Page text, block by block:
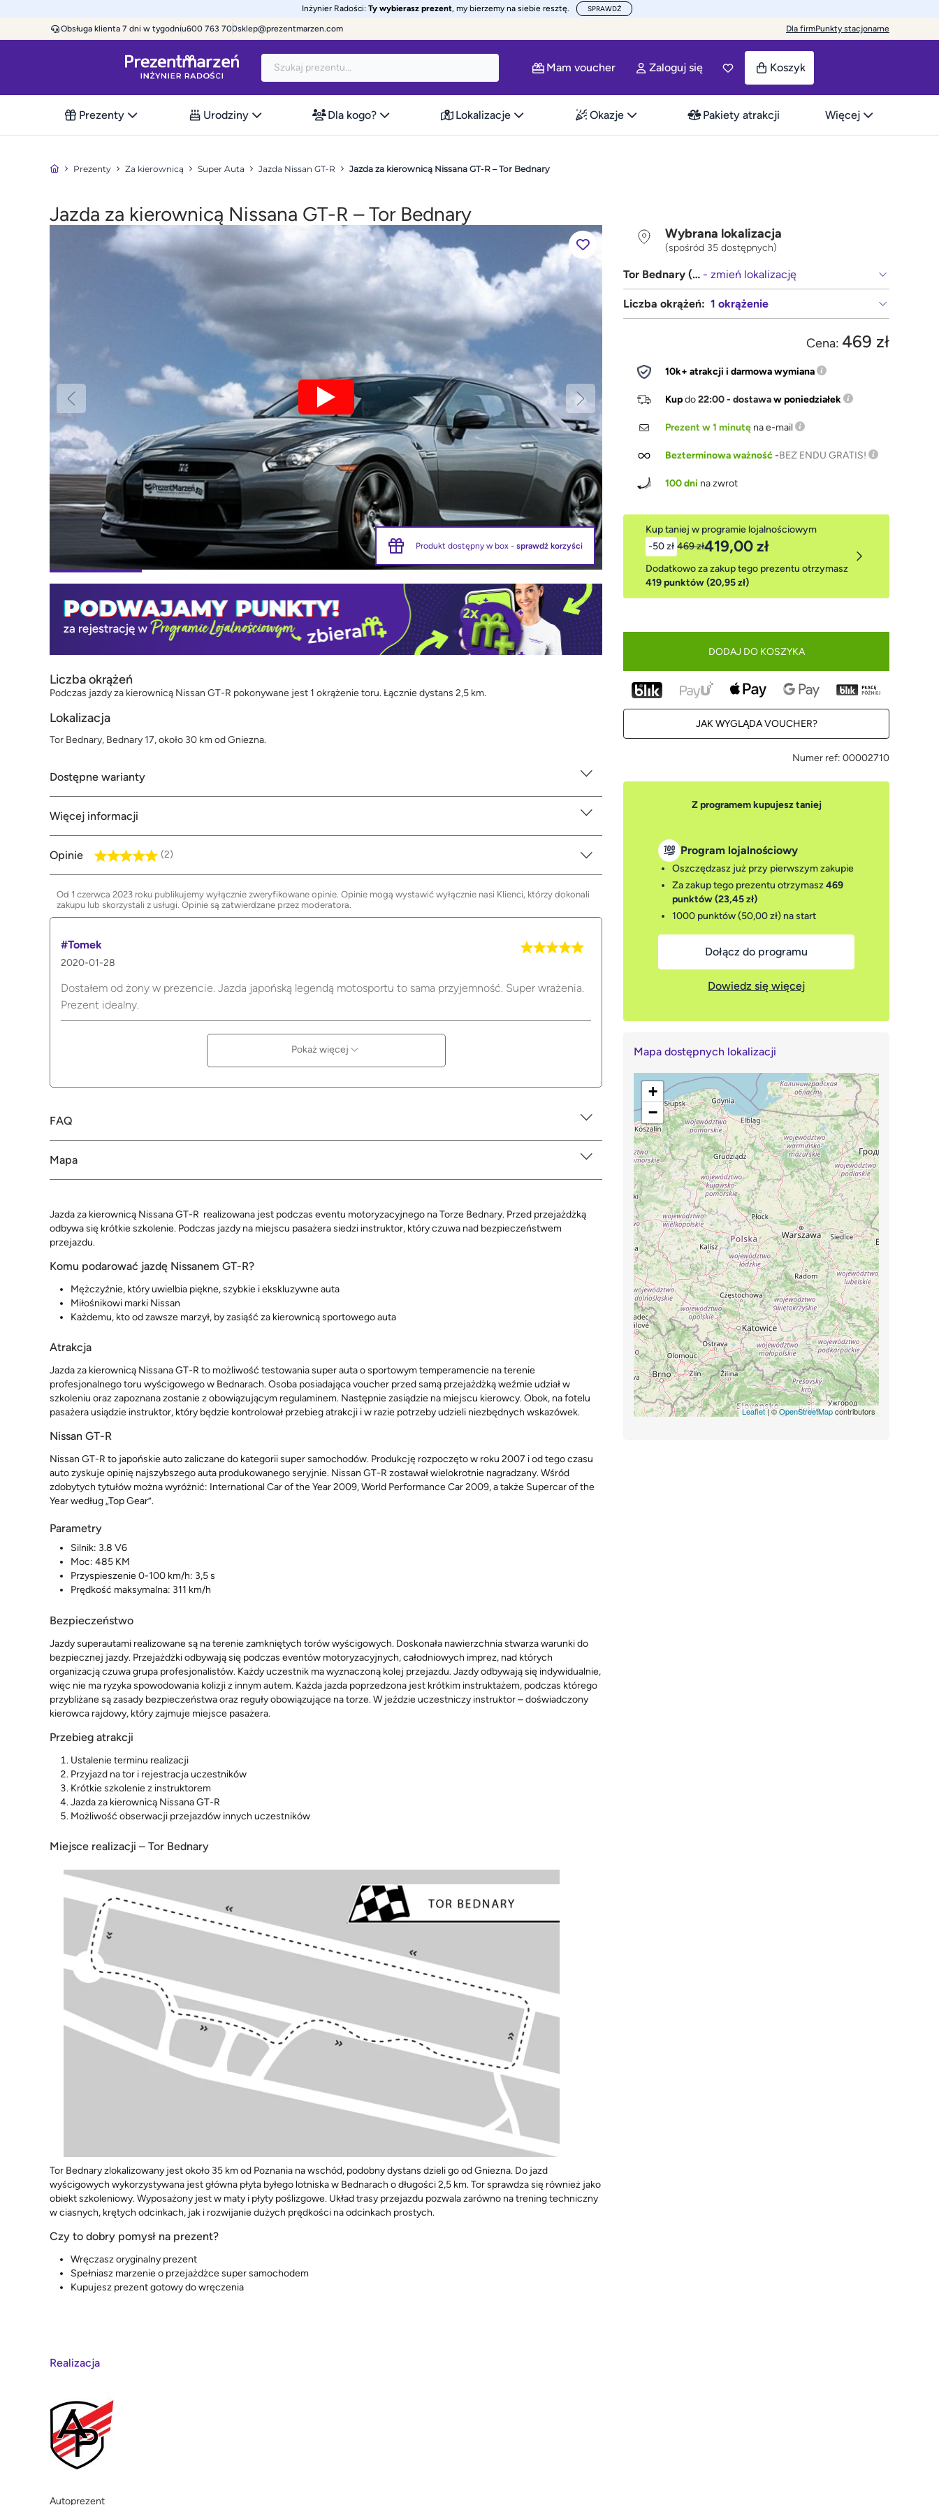
Inżynier Radości: Ty wybierasz prezent, my bierzemy na siebie resztę. SPRAWDŹ
Obsługa klienta 7 dni w tygodniu600 763 700sklep@prezentmarzen.com Dla firmPunkty stacjonarne
Mam voucher Zaloguj się Koszyk
Prezenty Urodziny Dla kogo? Lokalizacje Okazje Pakiety atrakcji Więcej
Prezenty Za kierownicą Super Auta Jazda Nissan GT-R Jazda za kierownicą Nissana GT-R – Tor Bednary
Jazda za kierownicą Nissana GT-R – Tor Bednary
Produkt dostępny w box -sprawdź korzyści
Liczba okrążeń
Podczas jazdy za kierownicą Nissan GT-R pokonywane jest 1 okrążenie toru. Łącznie dystans 2,5 km.
Lokalizacja
Tor Bednary, Bednary 17, około 30 km od Gniezna.
Dostępne warianty
Więcej informacji
Opinie (2)
Od 1 czerwca 2023 roku publikujemy wyłącznie zweryfikowane opinie. Opinie mogą wystawić wyłącznie nasi Klienci, którzy dokonali
zakupu lub skorzystali z usługi. Opinie są zatwierdzane przez moderatora.
#Tomek
2020-01-28
Dostałem od żony w prezencie. Jazda japońską legendą motosportu to sama przyjemność. Super wrażenia.
Prezent idealny.
Pokaż więcej
FAQ
Mapa
Jazda za kierownicą Nissana GT-R realizowana jest podczas eventu motoryzacyjnego na Torze Bednary. Przed przejażdżką
odbywa się krótkie szkolenie. Podczas jazdy na miejscu pasażera siedzi instruktor, który czuwa nad bezpieczeństwem
przejazdu.
Komu podarować jazdę Nissanem GT-R?
Mężczyźnie, który uwielbia piękne, szybkie i ekskluzywne auta
Miłośnikowi marki Nissan
Każdemu, kto od zawsze marzył, by zasiąść za kierownicą sportowego auta
Atrakcja
Jazda za kierownicą Nissana GT-R to możliwość testowania super auta o sportowym temperamencie na terenie
profesjonalnego toru wyścigowego w Bednarach. Osoba posiadająca voucher przed samą przejażdżką weźmie udział w
szkoleniu oraz zapoznana zostanie z obowiązującym regulaminem. Następnie zasiądzie na miejscu kierowcy. Obok, na fotelu
pasażera usiądzie instruktor, który będzie kontrolował przebieg atrakcji i w razie potrzeby udzieli niezbędnych wskazówek.
Nissan GT-R
Nissan GT-R to japońskie auto zaliczane do kategorii super samochodów. Produkcję rozpoczęto w roku 2007 i od tego czasu
auto zyskuje opinię najszybszego auta produkowanego seryjnie. Nissan GT-R zostawał wielokrotnie nagradzany. Wśród
zdobytych tytułów można wyróżnić: International Car of the Year 2009, World Performance Car 2009, a także Supercar of the
Year według „Top Gear”.
Parametry
Silnik: 3.8 V6
Moc: 485 KM
Przyspieszenie 0-100 km/h: 3,5 s
Prędkość maksymalna: 311 km/h
Bezpieczeństwo
Jazdy superautami realizowane są na terenie zamkniętych torów wyścigowych. Doskonała nawierzchnia stwarza warunki do
bezpiecznej jazdy. Przejażdżki odbywają się podczas eventów motoryzacyjnych, całodniowych imprez, nad których
organizacją czuwa grupa profesjonalistów. Każdy uczestnik ma wyznaczoną kolej przejazdu. Jazdy odbywają się indywidualnie,
więc nie ma ryzyka spowodowania kolizji z innym autem. Każda jazda poprzedzona jest krótkim instruktażem, podczas którego
przybliżane są zasady bezpieczeństwa oraz reguły obowiązujące na torze. W jeździe uczestniczy instruktor – doświadczony
kierowca rajdowy, który zajmuje miejsce pasażera.
Przebieg atrakcji
Ustalenie terminu realizacji
Przyjazd na tor i rejestracja uczestników
Krótkie szkolenie z instruktorem
Jazda za kierownicą Nissana GT-R
Możliwość obserwacji przejazdów innych uczestników
Miejsce realizacji – Tor Bednary
Tor Bednary zlokalizowany jest około 35 km od Poznania na wschód, podobny dystans dzieli go od Gniezna. Do jazd
wyścigowych wykorzystywana jest główna płyta byłego lotniska w Bednarach o długości 2,5 km. Tor sprawdza się również jako
obiekt szkoleniowy. Wyposażony jest w maty i płyty poślizgowe. Układ trasy przejazdu pozwala zarówno na trening techniczny
w ciasnych, krętych odcinkach, jak i rozwijanie dużych prędkości na odcinkach prostych.
Czy to dobry pomysł na prezent?
Wręczasz oryginalny prezent
Spełniasz marzenie o przejażdżce super samochodem
Kupujesz prezent gotowy do wręczenia
Realizacja
Autoprezent
Wybrana lokalizacja
(spośród 35 dostępnych)
Tor Bednary (Poznań, Gniezno) - zmień lokalizację
Liczba okrążeń:1 okrążenie
Cena: 469 zł
10k+ atrakcji i darmowa wymiana
Kupdo22:00 - dostawaw poniedziałek
Prezent w 1 minutę na e-mail
Bezterminowa ważność-BEZ ENDU GRATIS!
100 dni na zwrot
Kup taniej w programie lojalnościowym
-50 zł 469 zł419,00 zł
Dodatkowo za zakup tego prezentu otrzymasz
419 punktów (20,95 zł)
DODAJ DO KOSZYKA
JAK WYGLĄDA VOUCHER?
Numer ref: 00002710
Z programem kupujesz taniej
Program lojalnościowy
Oszczędzasz już przy pierwszym zakupie
Za zakup tego prezentu otrzymasz469
punktów (23,45 zł)
1000 punktów (50,00 zł) na start
Dołącz do programu
Dowiedz się więcej
Mapa dostępnych lokalizacji
+
−
Leaflet| ©OpenStreetMapcontributors